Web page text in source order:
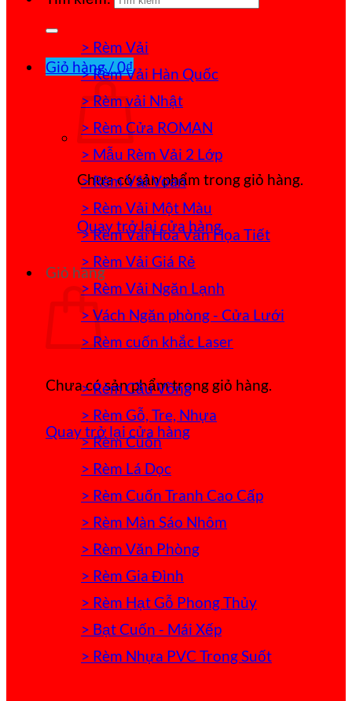
Giỏ hàng /0₫
Chưa có sản phẩm trong giỏ hàng.
Quay trở lại cửa hàng
Giỏ hàng
Chưa có sản phẩm trong giỏ hàng.
Quay trở lại cửa hàng
> Rèm Vải
> Rèm Vải Hàn Quốc
> Rèm vải Nhật
> Rèm Cửa ROMAN
> Mẫu Rèm Vải 2 Lớp
> Rèm Vải Voan
> Rèm Vải Một Màu
> Rèm Vải Hoa Văn Họa Tiết
> Rèm Vải Giá Rẻ
> Rèm Vải Ngăn Lạnh
> Vách Ngăn phòng - Cửa Lưới
> Rèm cuốn khắc Laser
> Rèm Cầu Vồng
> Rèm Gỗ, Tre, Nhựa
> Rèm Cuốn
> Rèm Lá Dọc
> Rèm Cuốn Tranh Cao Cấp
> Rèm Màn Sáo Nhôm
> Rèm Văn Phòng
> Rèm Gia Đình
> Rèm Hạt Gỗ Phong Thủy
> Bạt Cuốn - Mái Xếp
> Rèm Nhựa PVC Trong Suốt